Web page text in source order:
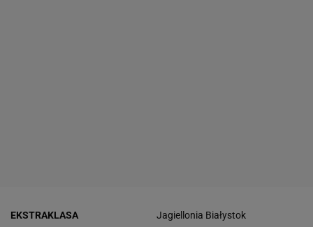
EKSTRAKLASA Jagiellonia Białystok